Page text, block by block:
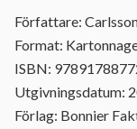
Författare:
Format:
ISBN:
Utgivningsdatum:
Förlag: Bonnier